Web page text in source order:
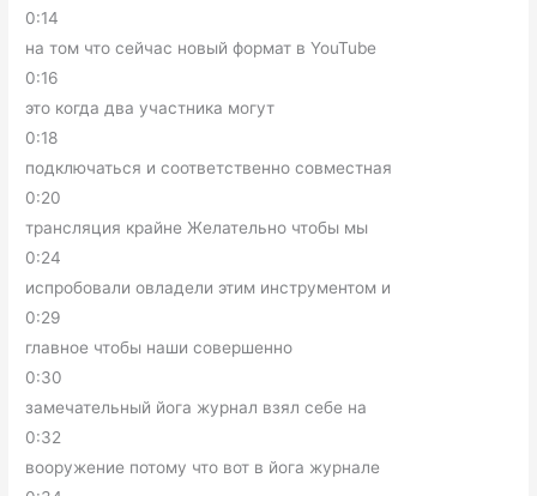
0:14
на том что сейчас новый формат в YouTube
0:16
это когда два участника могут
0:18
подключаться и соответственно совместная
0:20
трансляция крайне Желательно чтобы мы
0:24
испробовали овладели этим инструментом и
0:29
главное чтобы наши совершенно
0:30
замечательный йога журнал взял себе на
0:32
вооружение потому что вот в йога журнале